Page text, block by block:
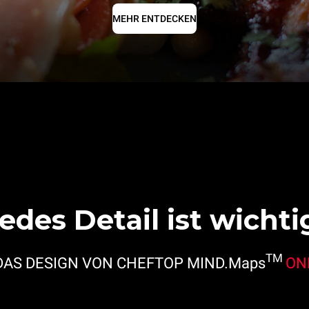
MEHR ENTDECKEN
Detail ist
DESIGN VON CHEFTOP MIND.MapsTM